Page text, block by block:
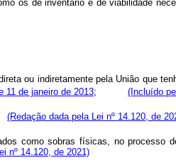
os de inventário e de
ou indiretamente pela União que
11 de janeiro de 2013; (Incluído
(Redação dada pela Lei nº 14.120, de
como sobras físicas, no processo
nº 14.120, de 2021)